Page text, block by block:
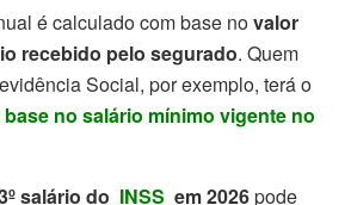
é calculado com base novalor
recebido pelo segurado. Quem
Social, por exemplo, terá o
no salário mínimo vigente no
salário do INSS em 2026pode